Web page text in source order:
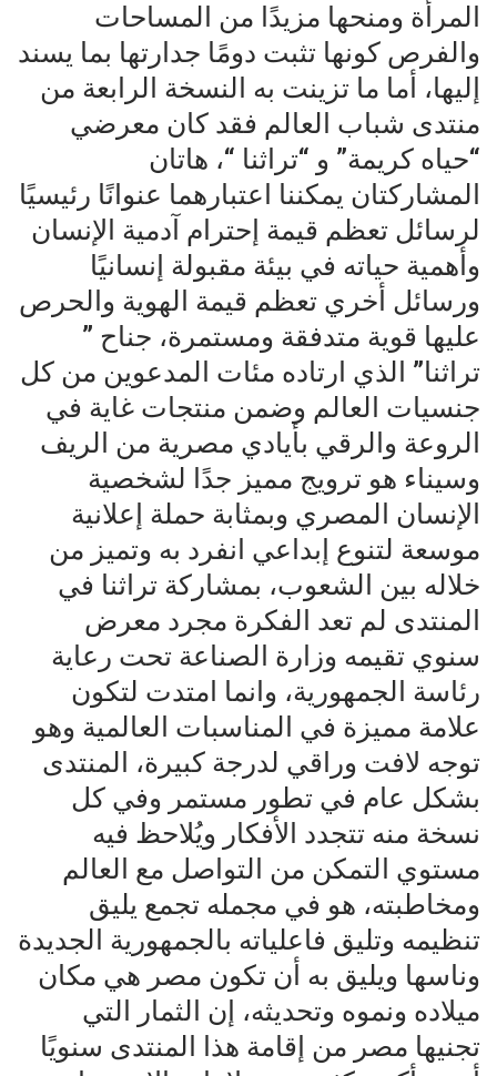
المرأة ومنحها مزيدًا من المساحات
والفرص كونها تثبت دومًا جدارتها بما يسند
إليها، أما ما تزينت به النسخة الرابعة من
منتدى شباب العالم فقد كان معرضي
“حياه كريمة” و “تراثنا “، هاتان
المشاركتان يمكننا اعتبارهما عنوانًا رئيسيًا
لرسائل تعظم قيمة إحترام آدمية الإنسان
وأهمية حياته في بيئة مقبولة إنسانيًا
ورسائل أخري تعظم قيمة الهوية والحرص
عليها قوية متدفقة ومستمرة، جناح ”
تراثنا” الذي ارتاده مئات المدعوين من كل
جنسيات العالم وضمن منتجات غاية في
الروعة والرقي بأيادي مصرية من الريف
وسيناء هو ترويج مميز جدًا لشخصية
الإنسان المصري وبمثابة حملة إعلانية
موسعة لتنوع إبداعي انفرد به وتميز من
خلاله بين الشعوب، بمشاركة تراثنا في
المنتدى لم تعد الفكرة مجرد معرض
سنوي تقيمه وزارة الصناعة تحت رعاية
رئاسة الجمهورية، وانما امتدت لتكون
علامة مميزة في المناسبات العالمية وهو
توجه لافت وراقي لدرجة كبيرة، المنتدى
بشكل عام في تطور مستمر وفي كل
نسخة منه تتجدد الأفكار ويُلاحظ فيه
مستوي التمكن من التواصل مع العالم
ومخاطبته، هو في مجمله تجمع يليق
تنظيمه وتليق فاعلياته بالجمهورية الجديدة
وناسها ويليق به أن تكون مصر هي مكان
ميلاده ونموه وتحديثه، إن الثمار التي
تجنيها مصر من إقامة هذا المنتدى سنويًا